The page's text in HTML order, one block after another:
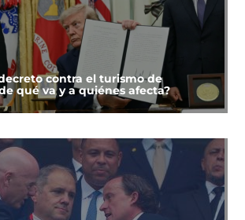
contra el turismo de
qué va y a quiénes afecta?